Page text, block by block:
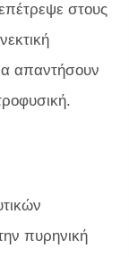
στους
απαντήσουν
πυρηνική